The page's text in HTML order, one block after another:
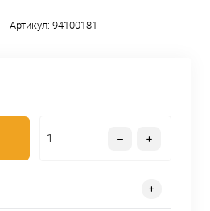
Артикул: 94100181